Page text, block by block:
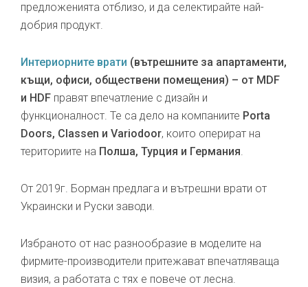
предложенията отблизо, и да селектирайте най-
добрия продукт.
Интериорните врати (вътрешните за апартаменти,
къщи, офиси, обществени помещения) – от MDF
и HDF правят впечатление с дизайн и
функционалност. Те са дело на компаниите Porta
Doors, Classen и Variodoor, които оперират на
териториите на Полша, Турция и Германия.
От 2019г. Борман предлага и вътрешни врати от
Украински и Руски заводи.
Избраното от нас разнообразие в моделите на
фирмите-производители притежават впечатляваща
визия, а работата с тях е повече от лесна.